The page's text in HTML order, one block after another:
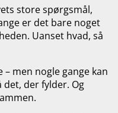
store spørgsmål,
er det bare noget
Uanset hvad, så
– men nogle gange kan
der fylder. Og